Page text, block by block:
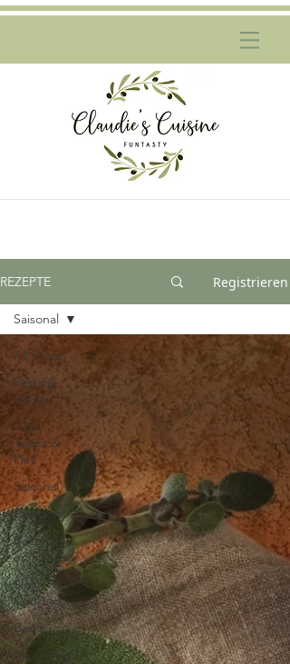
REZEPTE Registrieren
All Posts
Pasta &
Risotto
Pizza ,
Tartes &
Pies
Saisonal
Desserts
Recettes
en français
Slow
Cooking
Basics
Meal Prep
Saisonal